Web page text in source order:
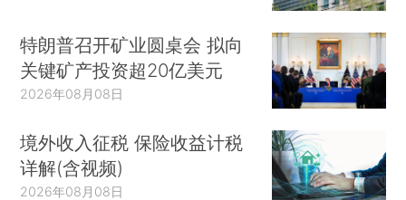
特朗普召开矿业圆桌会 拟向
关键矿产投资超20亿美元
2026年08月08日
境外收入征税 保险收益计税
详解(含视频)
2026年08月08日